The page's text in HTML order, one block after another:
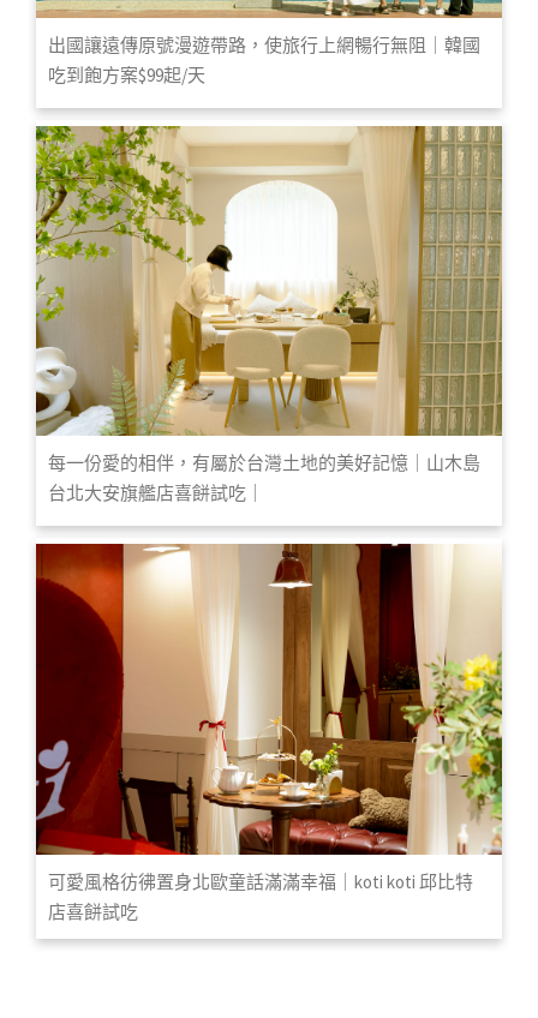
出國讓遠傳原號漫遊帶路，使旅行上網暢行無阻｜韓國
吃到飽方案$99起/天
每一份愛的相伴，有屬於台灣土地的美好記憶｜山木島
台北大安旗艦店喜餅試吃｜
可愛風格彷彿置身北歐童話滿滿幸福｜koti koti 邱比特
店喜餅試吃